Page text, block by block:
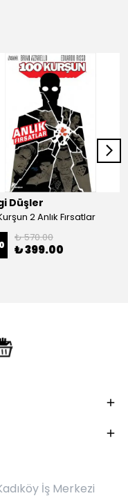
Düşler
2 Anlık Fırsatlar
₺ 570.00
₺ 399.00
İş Merkezi